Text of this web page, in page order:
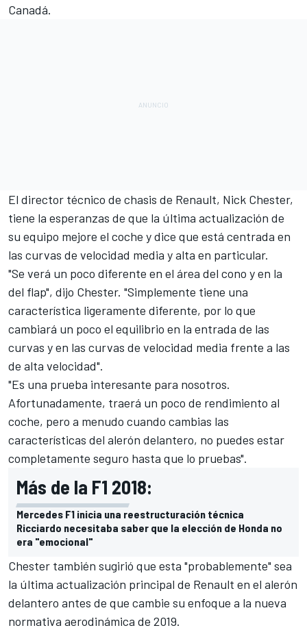
Canadá.
El director técnico de chasis de Renault, Nick Chester,
tiene la esperanzas de que la última actualización de
su equipo mejore el coche y dice que está centrada en
las curvas de velocidad media y alta en particular.
"Se verá un poco diferente en el área del cono y en la
del flap", dijo Chester. "Simplemente tiene una
característica ligeramente diferente, por lo que
cambiará un poco el equilibrio en la entrada de las
curvas y en las curvas de velocidad media frente a las
de alta velocidad".
"Es una prueba interesante para nosotros.
Afortunadamente, traerá un poco de rendimiento al
coche, pero a menudo cuando cambias las
características del alerón delantero, no puedes estar
completamente seguro hasta que lo pruebas".
Más de la F1 2018:
Mercedes F1 inicia una reestructuración técnica
Ricciardo necesitaba saber que la elección de Honda no
era "emocional"
Chester también sugirió que esta "probablemente" sea
la última actualización principal de Renault en el alerón
delantero antes de que cambie su enfoque a la nueva
normativa aerodinámica de 2019.